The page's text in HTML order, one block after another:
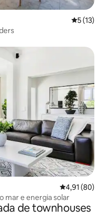
5 de uma
5 (13)
4,91 de uma
4,91 (80)
mar e energia solar
de townhouses